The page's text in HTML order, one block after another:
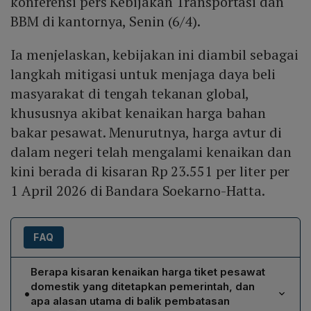
BBM di kantornya, Senin (6/4).
Ia menjelaskan, kebijakan ini diambil sebagai
langkah mitigasi untuk menjaga daya beli
masyarakat di tengah tekanan global,
khususnya akibat kenaikan harga bahan
bakar pesawat. Menurutnya, harga avtur di
dalam negeri telah mengalami kenaikan dan
kini berada di kisaran Rp 23.551 per liter per
1 April 2026 di Bandara Soekarno-Hatta.
FAQ
•
Berapa kisaran kenaikan harga tiket pesawat
domestik yang ditetapkan pemerintah, dan
apa alasan utama di balik pembatasan